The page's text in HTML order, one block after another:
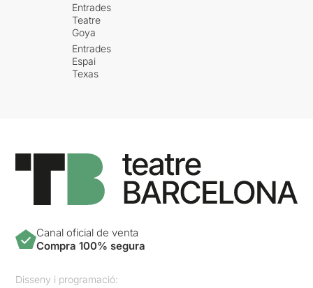
Entrades
Teatre
Goya
Entrades
Espai
Texas
Canal oficial de venta
Compra 100% segura
Disseny i programació: